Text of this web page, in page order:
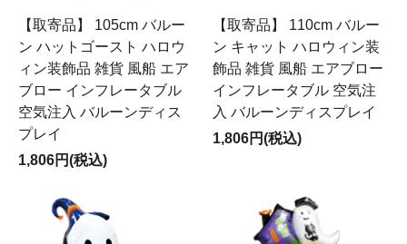
【取寄品】 105cm バルー
ン ハットゴースト ハロウ
ィン装飾品 雑貨 風船 エア
ブロー インフレータブル
空気注入 バルーンディス
プレイ
1,806円(税込)
【取寄品】 110cm バルー
ン キャット ハロウィン装
飾品 雑貨 風船 エアブロー
インフレータブル 空気注
入 バルーンディスプレイ
1,806円(税込)